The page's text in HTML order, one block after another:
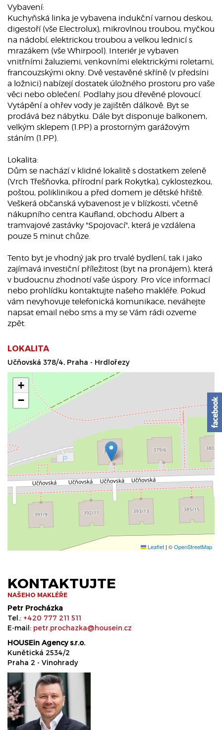
Vybavení:
Kuchyňská linka je vybavena indukční varnou deskou,
digestoří (vše Electrolux), mikrovlnou troubou, myčkou
na nádobí, elektrickou troubou a velkou lednicí s
mrazákem (vše Whirpool). Interiér je vybaven
vnitřními žaluziemi, venkovními elektrickými roletami,
francouzskými okny. Dvě vestavěné skříně (v předsíni
a ložnici) nabízejí dostatek úložného prostoru pro vaše
věci nebo oblečení. Podlahy jsou dřevěné plovoucí.
Vytápění a ohřev vody je zajištěn dálkově. Byt se
prodává bez nábytku. Dále byt disponuje balkonem,
velkým sklepem (1.PP) a prostorným garážovým
stáním (1.PP).
Lokalita:
Dům se nachází v klidné lokalitě s dostatkem zeleně
(Vrch Třešňovka, přírodní park Rokytka), cyklostezkou,
poštou, poliklinikou a před domem je dětské hřiště.
Veškerá občanská vybavenost je v blízkosti, včetně
nákupního centra Kaufland, obchodu Albert a
tramvajové zastávky "Spojovací", která je vzdálena
pouze 5 minut chůze.
Tento byt je vhodný jak pro trvalé bydlení, tak i jako
zajímavá investiční příležitost (byt na pronájem), která
v budoucnu zhodnotí vaše úspory. Pro více informací
nebo prohlídku kontaktujte našeho makléře. Pokud
vám nevyhovuje telefonická komunikace, neváhejte
napsat email nebo sms a my se Vám rádi ozveme
zpět.
LOKALITA
Učňovská 378/4, Praha - Hrdlořezy
+
−
Leaflet | ©OpenStreetMap
KONTAKTUJTE
NAŠEHO MAKLÉŘE
Petr Procházka
Tel.: +420 777 211 511
E-mail: petr.prochazka@housein.cz
HOUSEin Agency s.r.o.
Kunětická 2534/2
Praha 2 - Vinohrady